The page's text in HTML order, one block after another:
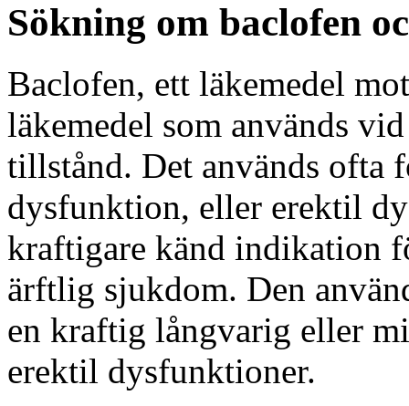
Sökning om baclofen
Baclofen, ett läkemedel
läkemedel som används
tillstånd. Det används ofta
dysfunktion, eller erektil
kraftigare känd indikation
ärftlig sjukdom. Den
en kraftig långvarig eller
erektil dysfunktioner.